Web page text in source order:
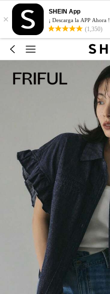
×
SHEIN App
¡ Descarga la APP Ahora !
(1,350)